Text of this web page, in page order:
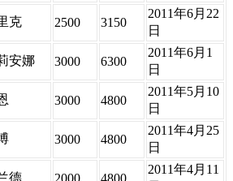
克 2500 3150
2011年6月22
日
安娜 3000 6300
2011年6月1
日
3000 4800
2011年5月10
日
3000 4800
2011年4月25
日
德
2011年4月11